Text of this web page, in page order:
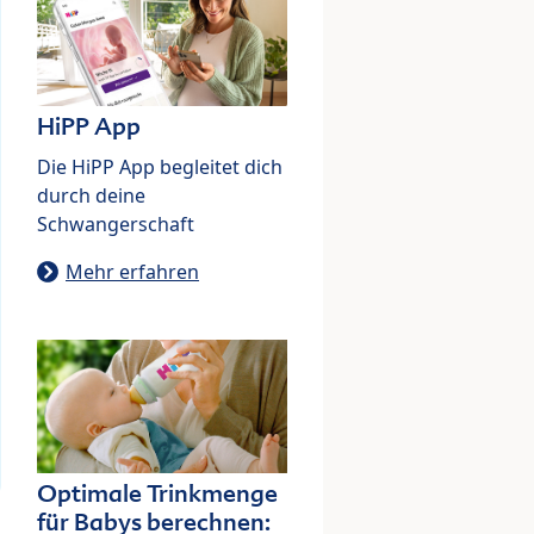
HiPP App
Die HiPP App begleitet dich
durch deine
Schwangerschaft
Mehr erfahren
Optimale Trinkmenge
für Babys berechnen: